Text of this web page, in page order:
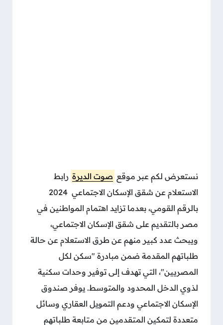
نستعرض لكم عبر موقع صوت الديرة رابط
الاستعلام عن شقق الإسكان الاجتماعي 2024
بالرقم القومي، بعدما تزايد اهتمام المواطنين في
مصر بالتقديم على شقق الإسكان الاجتماعي،
ويبحث عدد كبير منهم عن طرق الاستعلام عن حالة
طلباتهم المقدمة ضمن مبادرة "سكن لكل
المصريين"، التي تهدف إلى توفير وحدات سكنية
لذوي الدخل المحدود والمتوسط. يوفر صندوق
الإسكان الاجتماعي ودعم التمويل العقاري وسائل
متعددة لتمكين المتقدمين من متابعة طلباتهم